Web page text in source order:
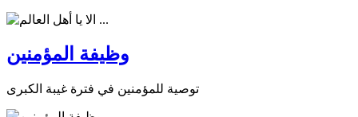
وظيفة المؤمنين
توصية للمؤمنين في فترة غيبة الكبرى